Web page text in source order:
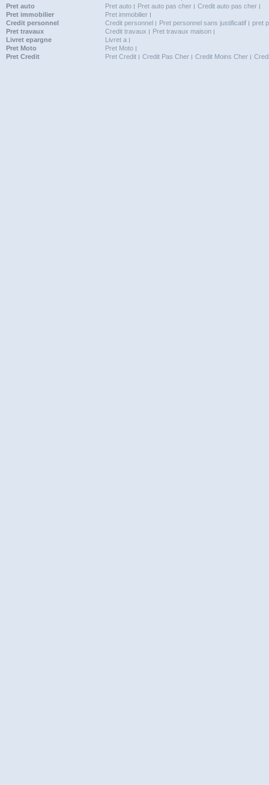
Pret auto
Pret auto Pret auto pas cher
Credit auto pas cher
Pret immobilier
Pret immobilier
Credit personnel
Credit personnel Pret personnel sans justificatif
pret
Pret travaux
Credit travaux
Pret travaux maison
Livret epargne
Livret a
Pret Moto
Pret Moto
Pret Credit
Pret Credit Credit Pas Cher Credit Moins Cher